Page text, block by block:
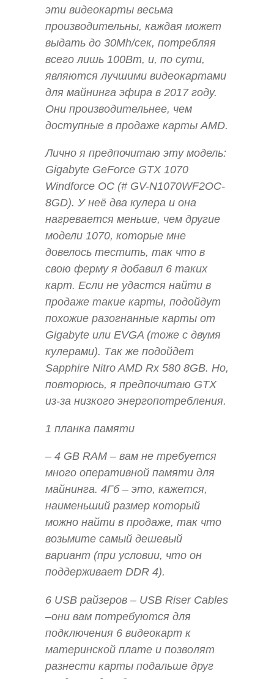
эти видеокарты весьма
производительны, каждая может
выдать до 30Mh/сек, потребляя
всего лишь 100Вт, и, по сути,
являются лучшими видеокартами
для майнинга эфира в 2017 году.
Они производительнее, чем
доступные в продаже карты AMD.
Лично я предпочитаю эту модель:
Gigabyte GeForce GTX 1070
Windforce OC (# GV-N1070WF2OC-
8GD). У неё два кулера и она
нагревается меньше, чем другие
модели 1070, которые мне
довелось тестить, так что в
свою ферму я добавил 6 таких
карт. Если не удастся найти в
продаже такие карты, подойдут
похожие разогнанные карты от
Gigabyte или EVGA (тоже с двумя
кулерами). Так же подойдет
Sapphire Nitro AMD Rx 580 8GB. Но,
повторюсь, я предпочитаю GTX
из-за низкого энергопотребления.
1 планка памяти
– 4 GB RAM – вам не требуется
много оперативной памяти для
майнинга. 4Гб – это, кажется,
наименьший размер который
можно найти в продаже, так что
возьмите самый дешевый
вариант (при условии, что он
поддерживает DDR 4).
6 USB райзеров – USB Riser Cables
–они вам потребуются для
подключения 6 видеокарт к
материнской плате и позволят
разнести карты подальше друг